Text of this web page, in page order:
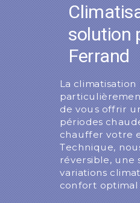
solution
Ferrand
La
de vous offrir
périodes
chauffer votre
Technique,
réversible, une
variations
confort